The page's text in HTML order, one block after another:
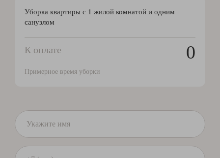
Уборка квартиры с 1 жилой комнатой и одним
санузлом
К оплате 0
Примерное время уборки